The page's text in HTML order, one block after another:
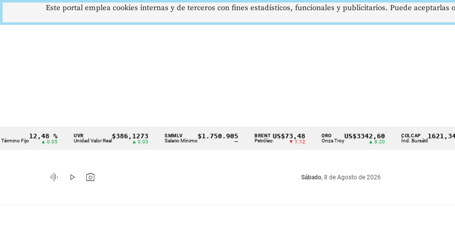
Cintillo
indicadores
económicos
12,48 %
▲ 0.05
UVR
Unidad Valor Real
$386,1273
▲ 0.03
SMMLV
Salario Mínimo
$1.750.905 BRENT
Petróleo
US$73,48
▼ 1.12
ORO
Onza Troy
US$3342,60 COLCAP
Índ. Bursátil
1621,34 pts
graphic_eq play_arrow photo_camera Sábado, 8 de Agosto de 2026
Este portal emplea cookies internas y de terceros con fines estadísticos, funcionales y publicitarios. Puede aceptarlas